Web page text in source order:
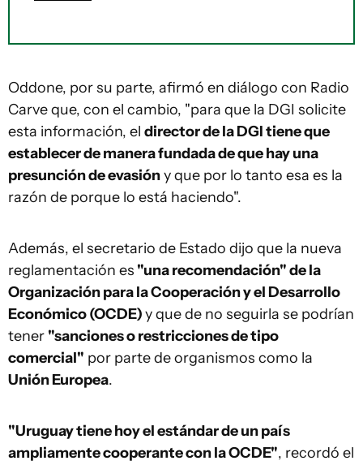
Oddone, por su parte, afirmó en diálogo con Radio
Carve que, con el cambio, "para que la DGI solicite
esta información, el director de la DGI tiene que
establecer de manera fundada de que hay una
presunción de evasióny que por lo tanto esa es la
razón de porque lo está haciendo".
Además, el secretario de Estado dijo que la nueva
reglamentación es "una recomendación" de la
Organización para la Cooperación y el Desarrollo
Económico (OCDE)y que de no seguirla se podrían
tener "sanciones o restricciones de tipo
comercial" por parte de organismos como la
Unión Europea.
"Uruguay tiene hoy el estándar de un país
ampliamente cooperante con la OCDE", recordó el